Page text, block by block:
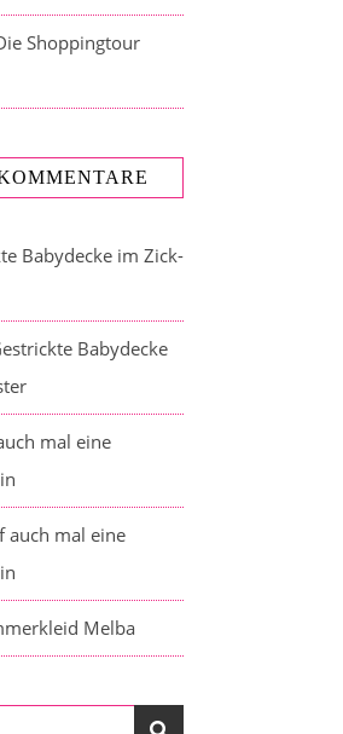
Shoppingtour
Babydecke im Zick-
Babydecke
mal eine
auch mal eine
Melba